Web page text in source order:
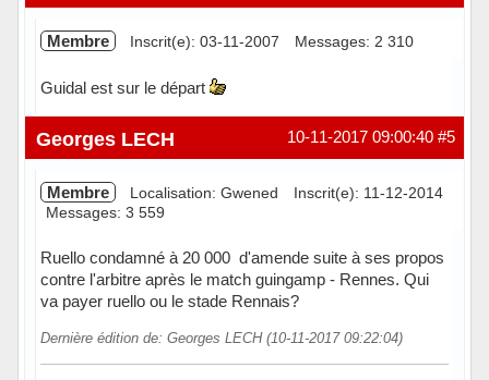
Membre Inscrit(e): 03-11-2007 Messages: 2 310
Guidal est sur le départ
Hors ligne #5
10-11-2017 09:00:40
Georges LECH
Membre Localisation: Gwened
Inscrit(e): 11-12-2014
Messages: 3 559
Ruello condamné à 20 000  d'amende suite à ses propos
contre l'arbitre après le match guingamp - Rennes. Qui
va payer ruello ou le stade Rennais?
Dernière édition de: Georges LECH (10-11-2017 09:22:04)